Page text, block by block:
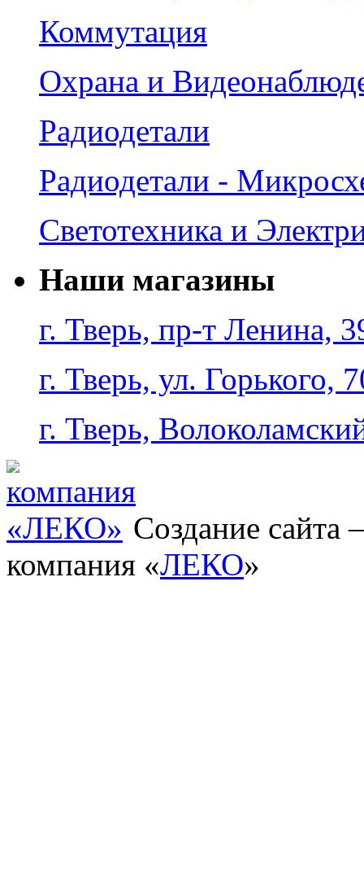
Коммутация
Охрана и
Радиодетали
Радиодетали -
Светотехника и
Наши магазины
г. Тверь, пр-т Ленина,
г. Тверь, ул. Горького,
г. Тверь,
Создание сайта
компания «ЛЕКО»